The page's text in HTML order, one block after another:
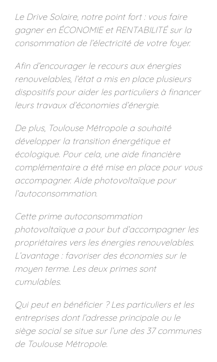
Le Drive Solaire, notre point fort : vous faire
gagner en ÉCONOMIE et RENTABILITÉ sur la
consommation de l’électricité de votre foyer.
Afin d’encourager le recours aux énergies
renouvelables, l’état a mis en place plusieurs
dispositifs pour aider les particuliers à financer
leurs travaux d’économies d’énergie.
De plus, Toulouse Métropole a souhaité
développer la transition énergétique et
écologique. Pour cela, une aide financière
complémentaire a été mise en place pour vous
accompagner. Aide photovoltaïque pour
l’autoconsommation.
Cette prime autoconsommation
photovoltaïque a pour but d’accompagner les
propriétaires vers les énergies renouvelables.
L’avantage : favoriser des économies sur le
moyen terme. Les deux primes sont
cumulables.
Qui peut en bénéficier ? Les particuliers et les
entreprises dont l’adresse principale ou le
siège social se situe sur l’une des 37 communes
de Toulouse Métropole.